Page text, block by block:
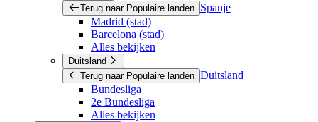
Terug naar Populaire landen
Spanje
Madrid (stad)
Barcelona (stad)
Alles bekijken
Duitsland
Terug naar Populaire landen Duitsland
Bundesliga
2e Bundesliga
Alles bekijken